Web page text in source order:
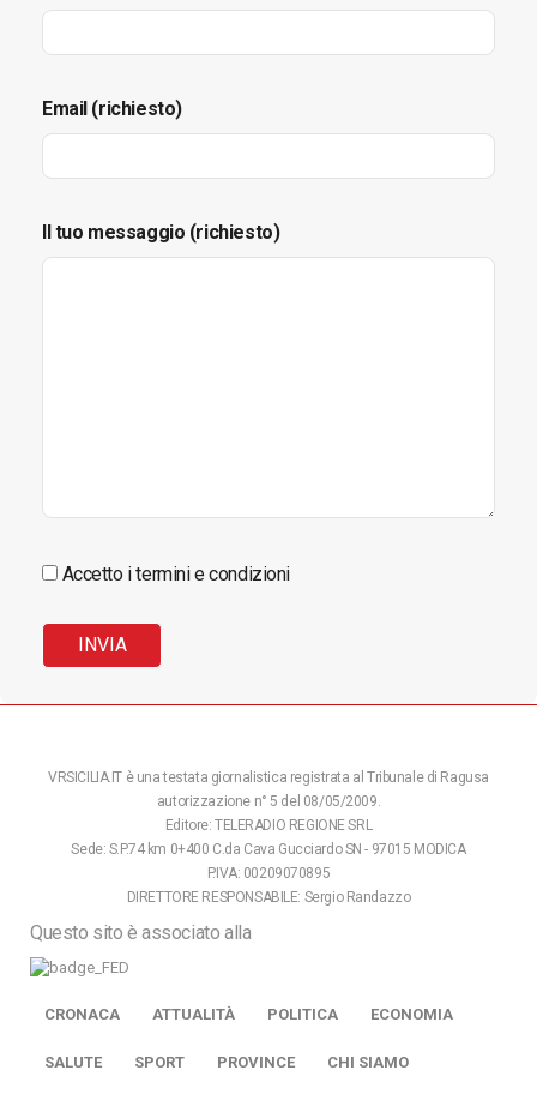
Email (richiesto)
Il tuo messaggio (richiesto)
Accetto i termini e condizioni
VRSICILIA.IT è una testata giornalistica registrata al Tribunale di Ragusa
autorizzazione n° 5 del 08/05/2009.
Editore: TELERADIO REGIONE SRL
Sede: S.P.74 km 0+400 C.da Cava Gucciardo SN - 97015 MODICA
P.IVA: 00209070895
DIRETTORE RESPONSABILE: Sergio Randazzo
Questo sito è associato alla
CRONACA ATTUALITÀ POLITICA ECONOMIA
SALUTE SPORT PROVINCE CHI SIAMO